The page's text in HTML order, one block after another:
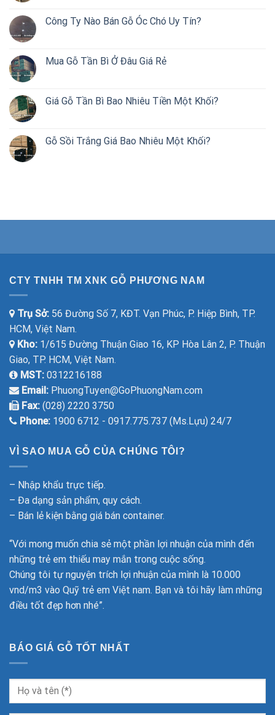
Công Ty Nào Bán Gỗ Óc Chó Uy Tín?
Mua Gỗ Tần Bì Ở Đâu Giá Rẻ
Giá Gỗ Tần Bì Bao Nhiêu Tiền Một Khối?
Gỗ Sồi Trắng Giá Bao Nhiêu Một Khối?
CTY TNHH TM XNK GỖ PHƯƠNG NAM
Trụ Sở: 56 Đường Số 7, KĐT. Vạn Phúc, P. Hiệp Bình, TP.
HCM, Việt Nam.
Kho: 1/615 Đường Thuận Giao 16, KP Hòa Lân 2, P. Thuận
Giao, TP. HCM, Việt Nam.
MST: 0312216188
Email: PhuongTuyen@GoPhuongNam.com
Fax: (028) 2220 3750
Phone: 1900 6712 - 0917.775.737 (Ms.Lựu) 24/7
VÌ SAO MUA GỖ CỦA CHÚNG TÔI?
– Nhập khẩu trực tiếp.
– Đa dạng sản phẩm, quy cách.
– Bán lẻ kiện bằng giá bán container.
“Với mong muốn chia sẻ một phần lợi nhuận của mình đến
những trẻ em thiếu may mắn trong cuộc sống.
Chúng tôi tự nguyện trích lợi nhuận của mình là 10.000
vnd/m3 vào Quỹ trẻ em Việt nam. Bạn và tôi hãy làm những
điều tốt đẹp hơn nhé”.
BÁO GIÁ GỖ TỐT NHẤT